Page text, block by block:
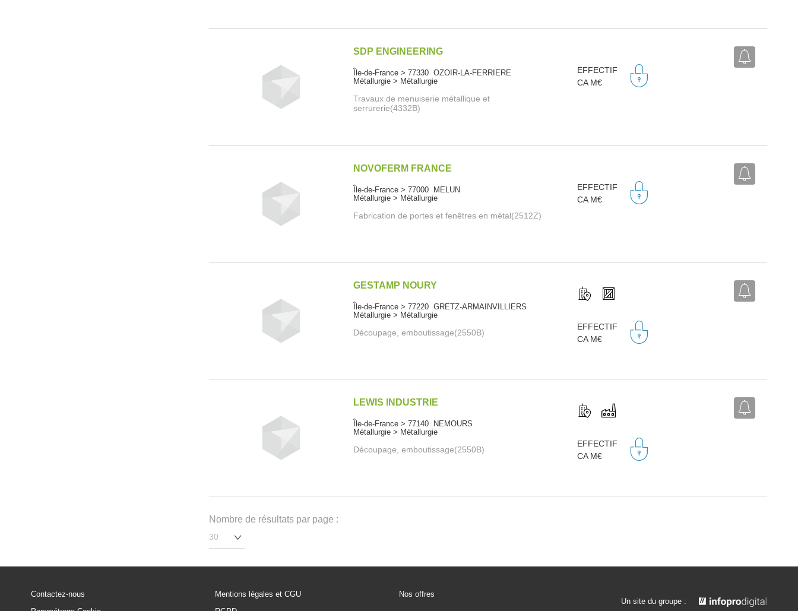
SDP ENGINEERING
Île-de-France > 77330 OZOIR-LA-FERRIERE
Métallurgie > Métallurgie
Travaux de menuiserie métallique et
serrurerie(4332B)
EFFECTIF
CA M€
NOVOFERM FRANCE
Île-de-France > 77000 MELUN
Métallurgie > Métallurgie
Fabrication de portes et fenêtres en métal(2512Z)
EFFECTIF
CA M€
GESTAMP NOURY
Île-de-France > 77220 GRETZ-ARMAINVILLIERS
Métallurgie > Métallurgie
Découpage, emboutissage(2550B)
EFFECTIF
CA M€
LEWIS INDUSTRIE
Île-de-France > 77140 NEMOURS
Métallurgie > Métallurgie
Découpage, emboutissage(2550B)
EFFECTIF
CA M€
Nombre de résultats par page :
Contactez-nous
Mentions légales et CGU
Nos offres
Un site du groupe :